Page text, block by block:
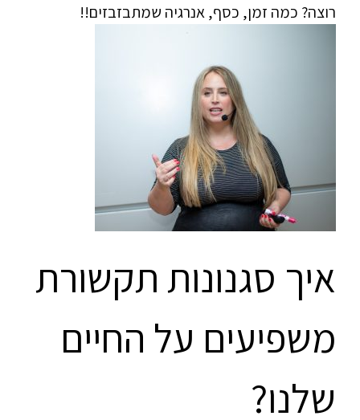
רוצה? כמה זמן, כסף, אנרגיה שמתבזבזים!!
איך סגנונות תקשורת
משפיעים על החיים
שלנו?